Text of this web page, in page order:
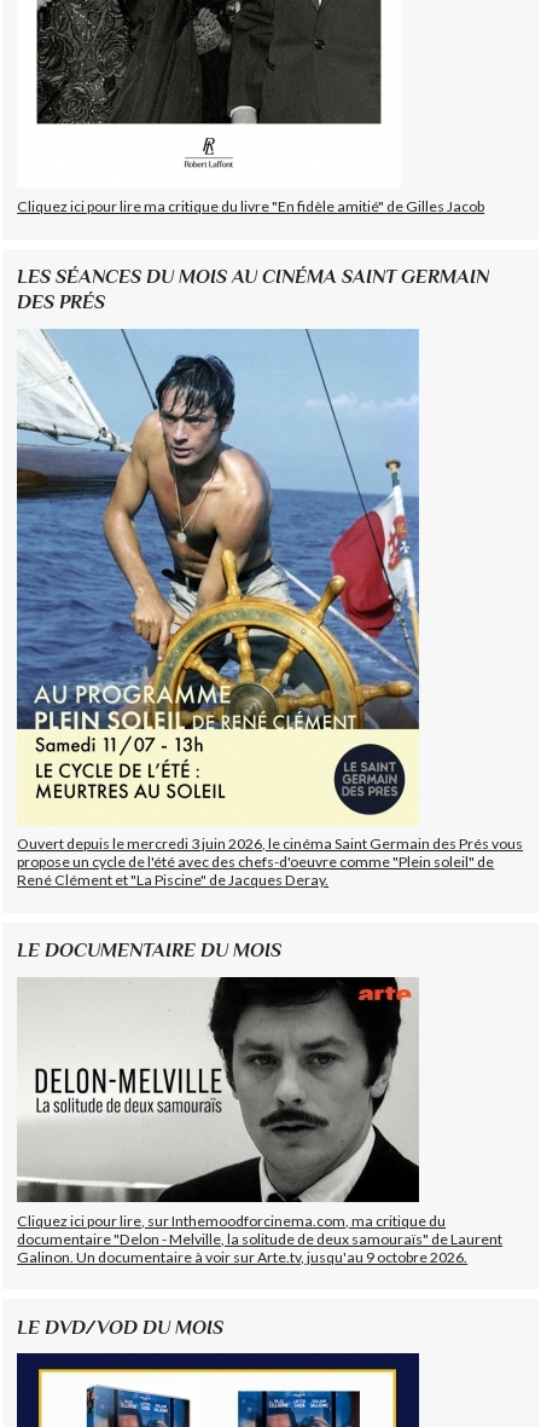
Cliquez ici pour lire ma critique du livre "En fidèle amitié" de Gilles Jacob
LES SÉANCES DU MOIS AU CINÉMA SAINT GERMAIN
DES PRÉS
Ouvert depuis le mercredi 3 juin 2026, le cinéma Saint Germain des Prés vous
propose un cycle de l'été avec des chefs-d'oeuvre comme "Plein soleil" de
René Clément et "La Piscine" de Jacques Deray.
LE DOCUMENTAIRE DU MOIS
Cliquez ici pour lire, sur Inthemoodforcinema.com, ma critique du
documentaire "Delon - Melville, la solitude de deux samouraïs" de Laurent
Galinon. Un documentaire à voir sur Arte.tv, jusqu'au 9 octobre 2026.
LE DVD/VOD DU MOIS